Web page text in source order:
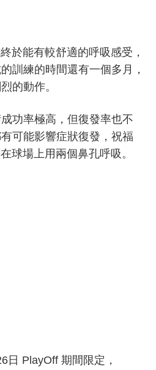
於能有較舒適的呼吸感受，
訓練的時間還有一個多月，
的動作。
功率極高，但復發率也不
可能影響症狀復發，祝福
球場上用兩個鼻孔呼吸。
PlayOff 期間限定，